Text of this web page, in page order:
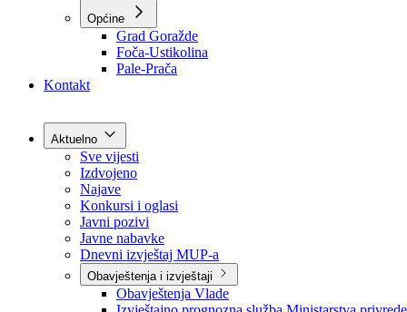
Turizam
Obrazovanje
Sport
Općine
Kontakt
Aktuelno
Sve vijesti
Izdvojeno
Najave
Konkursi i oglasi
Javni pozivi
Javne nabavke
Dnevni izvještaj MUP-a